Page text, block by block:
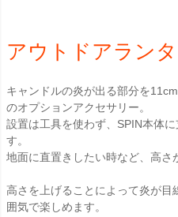
アウトドアラン
キャンドルの炎が出る部分を
のオプションアクセサリー。
設置は工具を使わず、SPIN本体
す。
地面に直置きしたい時など、高さ
高さを上げることによって炎が
囲気で楽しめます。